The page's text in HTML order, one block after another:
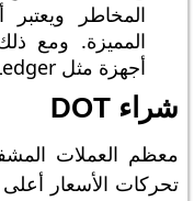
المخاطر ويعتبر
المميزة. ومع
أجهزة مثل Ledger أو Trezor.
شراء DOT
معظم العملات
تحركات الأسعار